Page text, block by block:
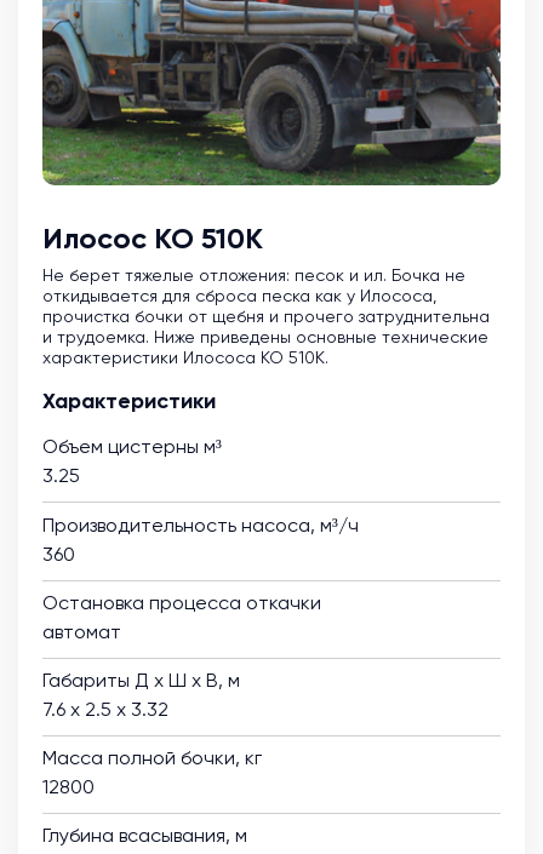
Илосос КО 510К
Не берет тяжелые отложения: песок и ил. Бочка не
откидывается для сброса песка как у Илососа,
прочистка бочки от щебня и прочего затруднительна
и трудоемка. Ниже приведены основные технические
характеристики Илососа КО 510К.
Характеристики
Объем цистерны м³
3.25
Производительность насоса, м³/ч
360
Остановка процесса откачки
автомат
Габариты Д х Ш х В, м
7.6 х 2.5 х 3.32
Масса полной бочки, кг
12800
Глубина всасывания, м